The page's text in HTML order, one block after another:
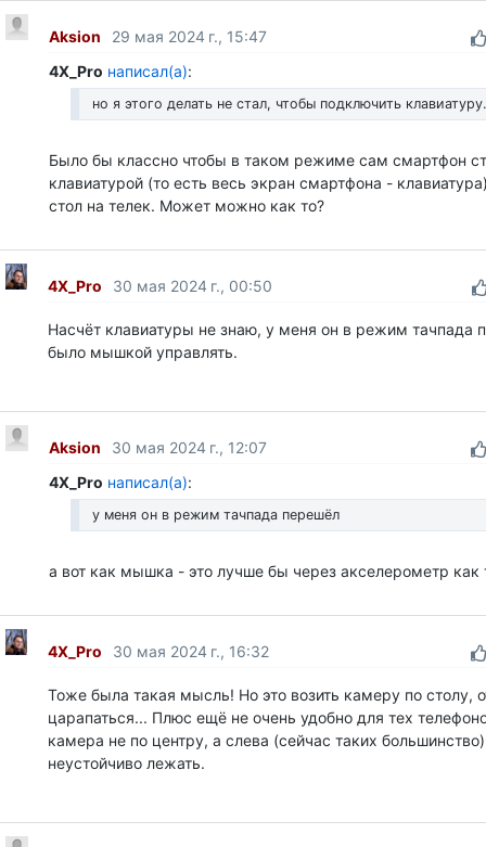
Aksion
29 мая 2024 г., 15:47
4X_Pro написал(а):
но я этого делать не стал, чтобы подключить клавиатуру.
Было бы классно чтобы в таком режиме сам смартфон
клавиатурой (то есть весь экран смартфона -
стол на телек. Может можно как то?
4X_Pro 30 мая 2024 г., 00:50
Насчёт клавиатуры не знаю, у меня он в режим тачпада
было мышкой управлять.
Aksion
30 мая 2024 г., 12:07
4X_Pro написал(а):
у меня он в режим тачпада перешёл
а вот как мышка - это лучше бы через акселерометр как
4X_Pro 30 мая 2024 г., 16:32
Тоже была такая мысль! Но это возить камеру по столу,
царапаться... Плюс ещё не очень удобно для тех
камера не по центру, а слева (сейчас таких
неустойчиво лежать.